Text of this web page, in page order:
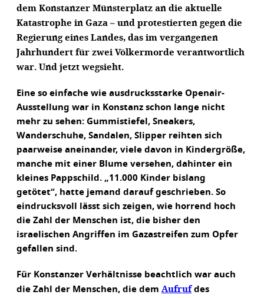
dem Konstanzer Münsterplatz an die aktuelle
Katastrophe in Gaza – und protestierten gegen die
Regierung eines Landes, das im vergangenen
Jahrhundert für zwei Völkermorde verantwortlich
war. Und jetzt wegsieht.
Eine so einfache wie ausdrucksstarke Openair-
Ausstellung war in Konstanz schon lange nicht
mehr zu sehen: Gummistiefel, Sneakers,
Wanderschuhe, Sandalen, Slipper reihten sich
paarweise aneinander, viele davon in Kindergröße,
manche mit einer Blume versehen, dahinter ein
kleines Pappschild. „11.000 Kinder bislang
getötet“, hatte jemand darauf geschrieben. So
eindrucksvoll lässt sich zeigen, wie horrend hoch
die Zahl der Menschen ist, die bisher den
israelischen Angriffen im Gazastreifen zum Opfer
gefallen sind.
Für Konstanzer Verhältnisse beachtlich war auch
die Zahl der Menschen, die dem Aufrufdes